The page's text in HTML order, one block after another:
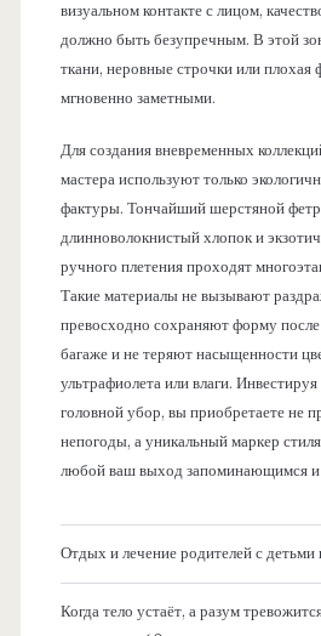
визуальном контакте с лицом,
должно быть безупречным. В этой
ткани, неровные строчки или плохая
мгновенно заметными.
Для создания вневременных
мастера используют только
фактуры. Тончайший шерстяной
длинноволокнистый хлопок и
ручного плетения проходят
Такие материалы не вызывают
превосходно сохраняют форму
багаже и не теряют насыщенности
ультрафиолета или влаги.
головной убор, вы приобретаете не
непогоды, а уникальный маркер
любой ваш выход запоминающимся и
Отдых и лечение родителей с детьми
Когда тело устаёт, а разум